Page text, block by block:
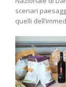
scenari
quelli